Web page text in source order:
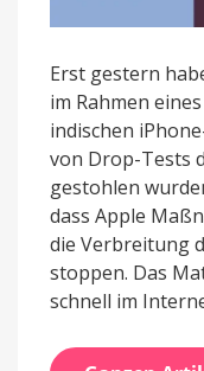
Erst gestern
im Rahmen
indischen
von Drop-Tests
gestohlen
dass Apple
die Verbreitung
stoppen. Das
schnell im